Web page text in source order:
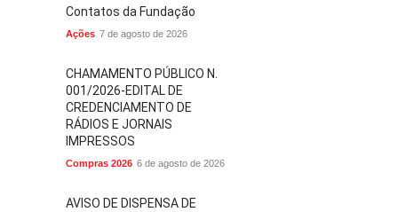
Contatos da Fundação
Ações 7 de agosto de 2026
CHAMAMENTO PÚBLICO N.
001/2026-EDITAL DE
CREDENCIAMENTO DE
RÁDIOS E JORNAIS
IMPRESSOS
Compras 2026 6 de agosto de 2026
AVISO DE DISPENSA DE